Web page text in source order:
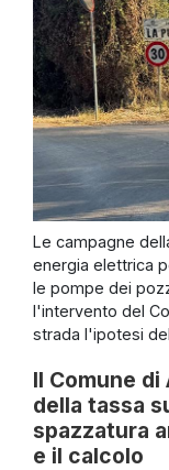
Le campagne
energia elettrica
le pompe dei
l'intervento del
strada l'ipotesi
Il Comune
della tassa
spazzatura
e il calcolo